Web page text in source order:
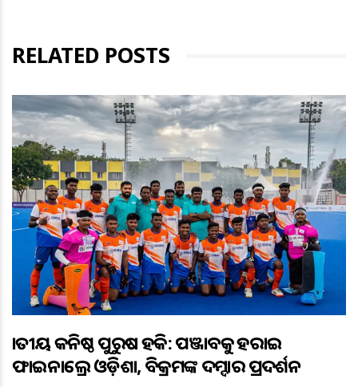
RELATED POSTS
ଜାତୀୟ କନିଷ୍ଠ ପୁରୁଷ ହକି: ପଞ୍ଜାବକୁ ହରାଇ
ଫାଇନାଲ୍ରେ ଓଡ଼ିଶା, ବିକ୍ରମଙ୍କ ଦମ୍ଦାର ପ୍ରଦର୍ଶନ